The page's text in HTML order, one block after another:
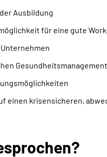
Ausbildung
für eine gute
einen krisensicheren,